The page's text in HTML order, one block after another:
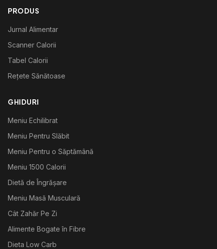
PRODUS
Jurnal Alimentar
Scanner Calorii
Tabel Calorii
Rețete Sănătoase
GHIDURI
Meniu Echilibrat
Meniu Pentru Slăbit
Meniu Pentru o Săptămână
Meniu 1500 Calorii
Dietă de Îngrășare
Meniu Masă Musculară
Cât Zahăr Pe Zi
Alimente Bogate în Fibre
Dieta Low Carb